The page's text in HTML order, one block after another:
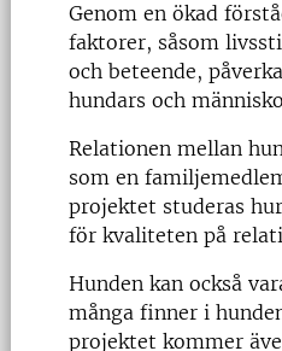
Genom en ökad
faktorer, såsom
och beteende,
hundars och
Relationen mellan
som en
projektet studeras
för kvaliteten på
Hunden kan också
många finner i
projektet kommer